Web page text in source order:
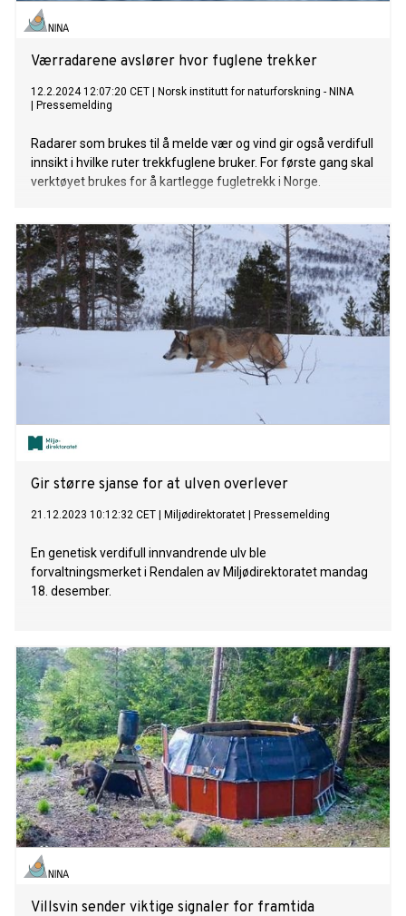
Værradarene avslører hvor fuglene trekker
12.2.2024 12:07:20 CET
Norsk institutt for naturforskning - NINA
Pressemelding
Radarer som brukes til å melde vær og vind gir også verdifull
innsikt i hvilke ruter trekkfuglene bruker. For første gang skal
verktøyet brukes for å kartlegge fugletrekk i Norge.
Gir større sjanse for at ulven overlever
21.12.2023 10:12:32 CET Miljødirektoratet Pressemelding
En genetisk verdifull innvandrende ulv ble
forvaltningsmerket i Rendalen av Miljødirektoratet mandag
18. desember.
Villsvin sender viktige signaler for framtida